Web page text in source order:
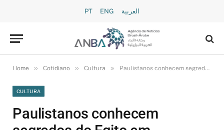
PT ENG العربية
Home » Cotidiano » Cultura » Paulistanos conhecem segredos do Egito em exposição
CULTURA
Paulistanos conhecem